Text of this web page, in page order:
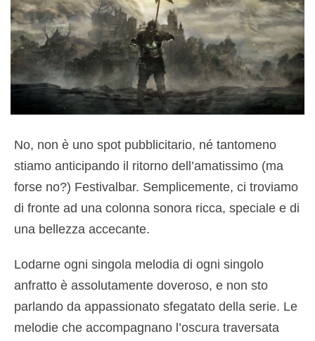
No, non è uno spot pubblicitario, né tantomeno
stiamo anticipando il ritorno dell’amatissimo (ma
forse no?) Festivalbar. Semplicemente, ci troviamo
di fronte ad una colonna sonora ricca, speciale e di
una bellezza accecante.
Lodarne ogni singola melodia di ogni singolo
anfratto è assolutamente doveroso, e non sto
parlando da appassionato sfegatato della serie. Le
melodie che accompagnano l’oscura traversata